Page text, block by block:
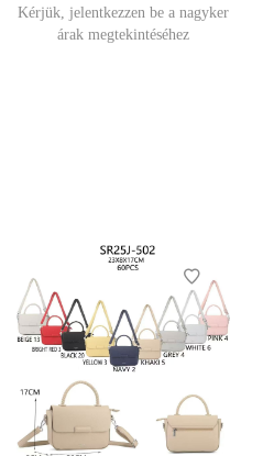
Kérjük, jelentkezzen be a nagyker
árak megtekintéséhez